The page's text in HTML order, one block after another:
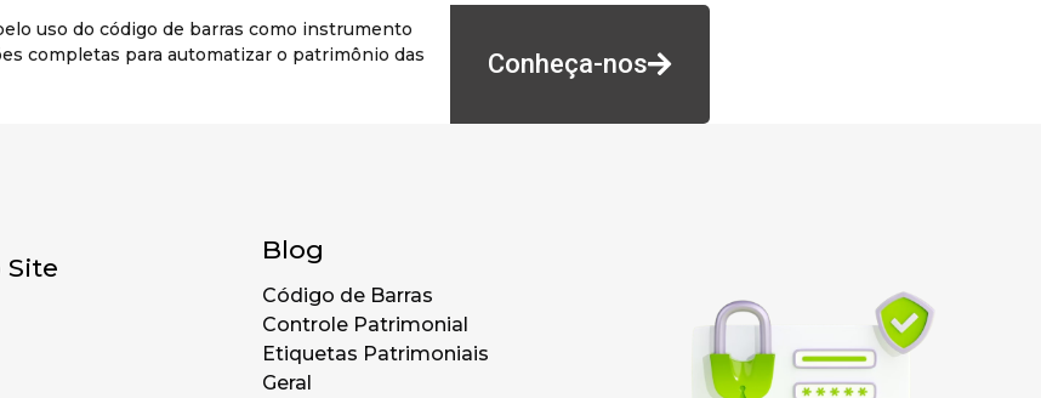
uso do código de barras como instrumento
completas para automatizar o patrimônio das
Conheça-nos
Site
Blog
Código de Barras
Controle Patrimonial
Etiquetas Patrimoniais
Geral